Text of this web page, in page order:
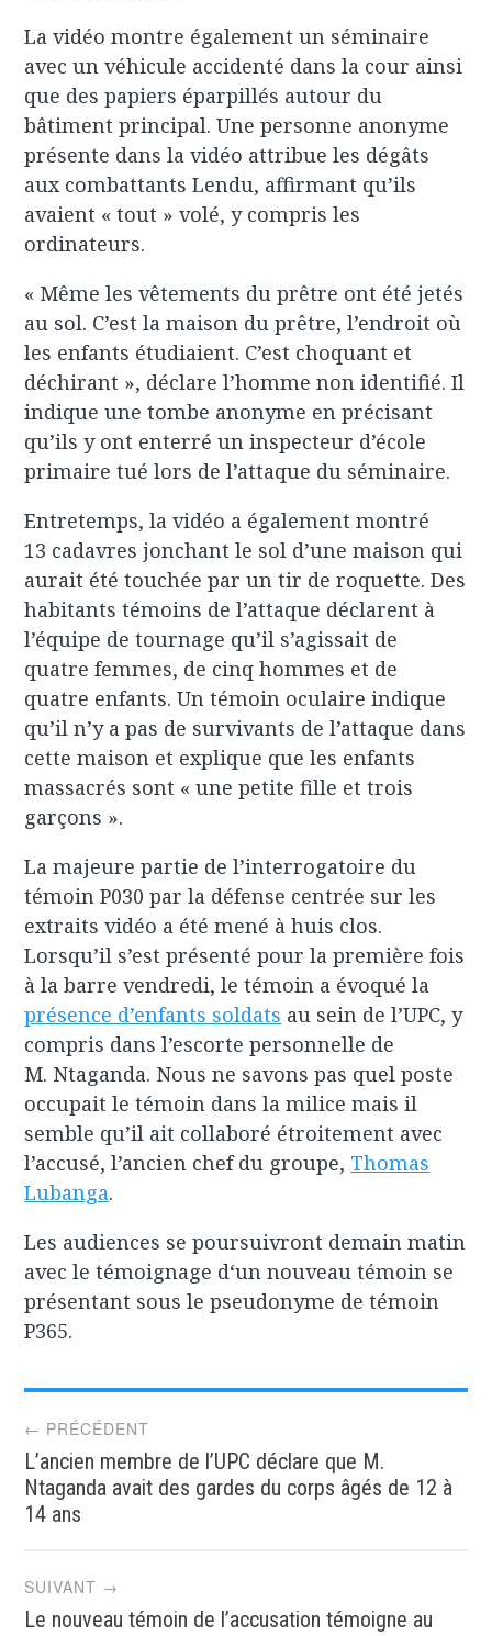
La vidéo montre également un séminaire
avec un véhicule accidenté dans la cour ainsi
que des papiers éparpillés autour du
bâtiment principal. Une personne anonyme
présente dans la vidéo attribue les dégâts
aux combattants Lendu, affirmant qu’ils
avaient « tout » volé, y compris les
ordinateurs.
« Même les vêtements du prêtre ont été jetés
au sol. C’est la maison du prêtre, l’endroit où
les enfants étudiaient. C’est choquant et
déchirant », déclare l’homme non identifié. Il
indique une tombe anonyme en précisant
qu’ils y ont enterré un inspecteur d’école
primaire tué lors de l’attaque du séminaire.
Entretemps, la vidéo a également montré
13 cadavres jonchant le sol d’une maison qui
aurait été touchée par un tir de roquette. Des
habitants témoins de l’attaque déclarent à
l’équipe de tournage qu’il s’agissait de
quatre femmes, de cinq hommes et de
quatre enfants. Un témoin oculaire indique
qu’il n’y a pas de survivants de l’attaque dans
cette maison et explique que les enfants
massacrés sont « une petite fille et trois
garçons ».
La majeure partie de l’interrogatoire du
témoin P030 par la défense centrée sur les
extraits vidéo a été mené à huis clos.
Lorsqu’il s’est présenté pour la première fois
à la barre vendredi, le témoin a évoqué la
présence d’enfants soldats au sein de l’UPC, y
compris dans l’escorte personnelle de
M. Ntaganda. Nous ne savons pas quel poste
occupait le témoin dans la milice mais il
semble qu’il ait collaboré étroitement avec
l’accusé, l’ancien chef du groupe, Thomas
Lubanga.
Les audiences se poursuivront demain matin
avec le témoignage d‘un nouveau témoin se
présentant sous le pseudonyme de témoin
P365.
Post
navigation
← PRÉCÉDENT
L’ancien membre de l’UPC déclare que M.
Ntaganda avait des gardes du corps âgés de 12 à
14 ans
SUIVANT →
Le nouveau témoin de l’accusation témoigne au